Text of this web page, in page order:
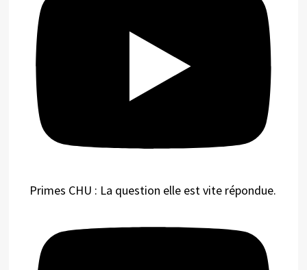
Primes CHU : La question elle est vite répondue.